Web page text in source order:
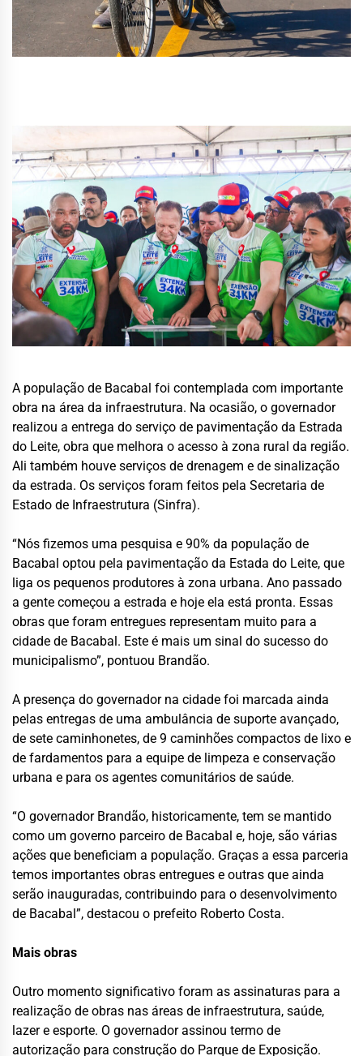
A população de Bacabal foi contemplada com importante
obra na área da infraestrutura. Na ocasião, o governador
realizou a entrega do serviço de pavimentação da Estrada
do Leite, obra que melhora o acesso à zona rural da região.
Ali também houve serviços de drenagem e de sinalização
da estrada. Os serviços foram feitos pela Secretaria de
Estado de Infraestrutura (Sinfra).
“Nós fizemos uma pesquisa e 90% da população de
Bacabal optou pela pavimentação da Estada do Leite, que
liga os pequenos produtores à zona urbana. Ano passado
a gente começou a estrada e hoje ela está pronta. Essas
obras que foram entregues representam muito para a
cidade de Bacabal. Este é mais um sinal do sucesso do
municipalismo”, pontuou Brandão.
A presença do governador na cidade foi marcada ainda
pelas entregas de uma ambulância de suporte avançado,
de sete caminhonetes, de 9 caminhões compactos de lixo e
de fardamentos para a equipe de limpeza e conservação
urbana e para os agentes comunitários de saúde.
“O governador Brandão, historicamente, tem se mantido
como um governo parceiro de Bacabal e, hoje, são várias
ações que beneficiam a população. Graças a essa parceria
temos importantes obras entregues e outras que ainda
serão inauguradas, contribuindo para o desenvolvimento
de Bacabal”, destacou o prefeito Roberto Costa.
Mais obras
Outro momento significativo foram as assinaturas para a
realização de obras nas áreas de infraestrutura, saúde,
lazer e esporte. O governador assinou termo de
autorização para construção do Parque de Exposição.